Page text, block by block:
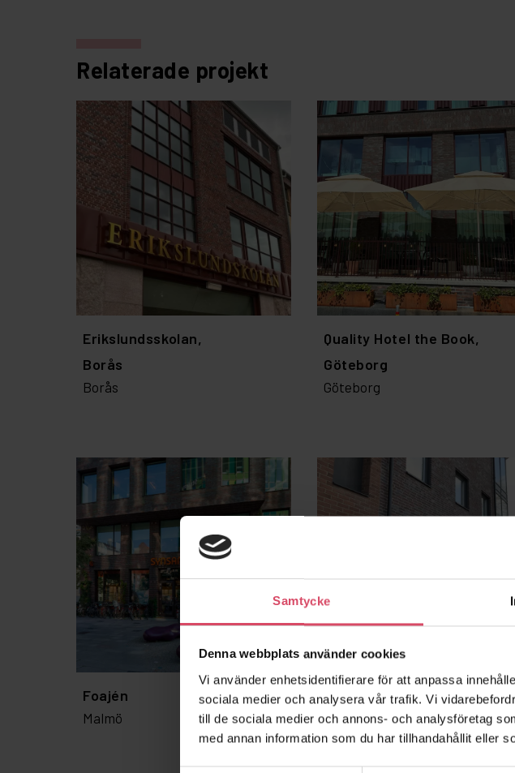
Samtycke
Denna webbplats använder cookies
Vi använder enhetsidentifierare för att anpassa
sociala medier och analysera vår trafik. Vi
till de sociala medier och annons- och analysföretag
med annan information som du har tillhandahållit eller
Relaterade projekt
Erikslundsskolan,
Borås
Borås
Quality Hotel the Book,
Göteborg
Göteborg
Foajén
Malmö
Kv Äpplet, Fabo
Falkenberg